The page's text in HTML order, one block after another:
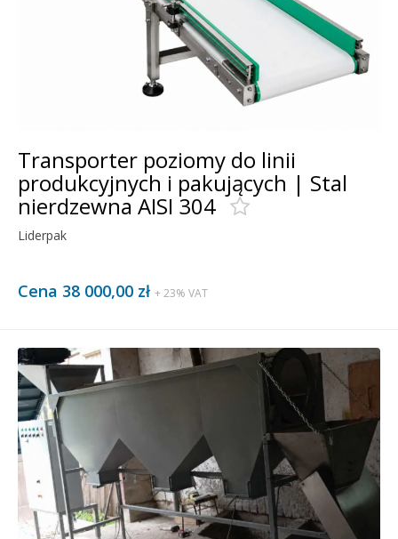
Transporter poziomy do linii
produkcyjnych i pakujących | Stal
nierdzewna AISI 304
Liderpak
Cena 38 000,00 zł + 23% VAT